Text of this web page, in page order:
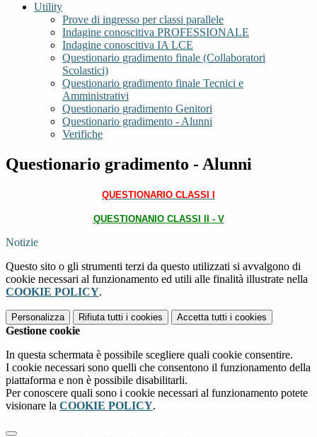
Utility
Prove di ingresso per classi parallele
Indagine conoscitiva PROFESSIONALE
Indagine conoscitiva IA LCE
Questionario gradimento finale (Collaboratori
Scolastici)
Questionario gradimento finale Tecnici e
Amministrativi
Questionario gradimento Genitori
Questionario gradimento - Alunni
Verifiche
Questionario gradimento - Alunni
QUESTIONARIO CLASSI I
QUESTIONANIO CLASSI II - V
Notizie
Questo sito o gli strumenti terzi da questo utilizzati si avvalgono di
cookie necessari al funzionamento ed utili alle finalità illustrate nella
COOKIE POLICY.
Personalizza Rifiuta tutti i cookies Accetta tutti i cookies
Gestione cookie
In questa schermata è possibile scegliere quali cookie consentire.
I cookie necessari sono quelli che consentono il funzionamento della
piattaforma e non è possibile disabilitarli.
Per conoscere quali sono i cookie necessari al funzionamento potete
visionare la COOKIE POLICY.